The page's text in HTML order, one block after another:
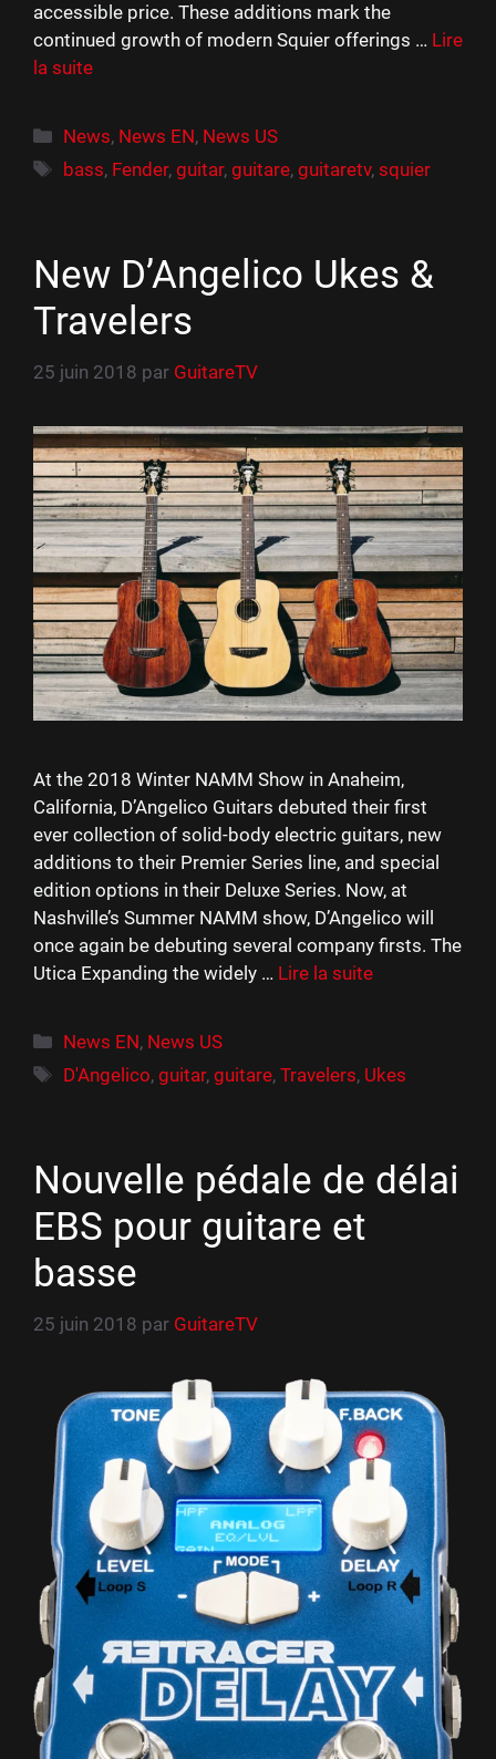
accessible price. These additions mark the
continued growth of modern Squier offerings … Lire
la suite
Catégories
News, News EN, News US
Étiquettes
bass, Fender,guitar,guitare,guitaretv,squier
New D’Angelico Ukes &
Travelers
25 juin 2018 par GuitareTV
At the 2018 Winter NAMM Show in Anaheim,
California, D’Angelico Guitars debuted their first
ever collection of solid-body electric guitars, new
additions to their Premier Series line, and special
edition options in their Deluxe Series. Now, at
Nashville’s Summer NAMM show, D’Angelico will
once again be debuting several company firsts. The
Utica Expanding the widely … Lire la suite
Catégories
News EN, News US
Étiquettes
D'Angelico,guitar,guitare,Travelers, Ukes
Nouvelle pédale de délai
EBS pour guitare et
basse
25 juin 2018 par GuitareTV